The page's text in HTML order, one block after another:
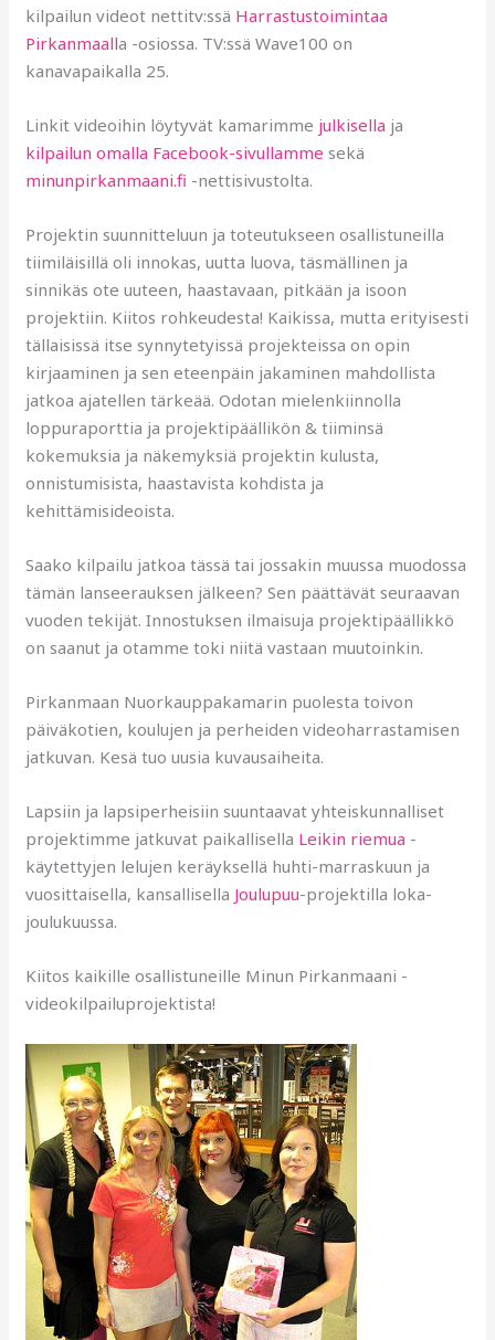
kilpailun videot nettitv:ssä Harrastustoimintaa
Pirkanmaalla -osiossa. TV:ssä Wave100 on
kanavapaikalla 25.
Linkit videoihin löytyvät kamarimme julkisella ja
kilpailun omalla Facebook-sivullamme sekä
minunpirkanmaani.fi -nettisivustolta.
Projektin suunnitteluun ja toteutukseen osallistuneilla
tiimiläisillä oli innokas, uutta luova, täsmällinen ja
sinnikäs ote uuteen, haastavaan, pitkään ja isoon
projektiin. Kiitos rohkeudesta! Kaikissa, mutta erityisesti
tällaisissä itse synnytetyissä projekteissa on opin
kirjaaminen ja sen eteenpäin jakaminen mahdollista
jatkoa ajatellen tärkeää. Odotan mielenkiinnolla
loppuraporttia ja projektipäällikön & tiiminsä
kokemuksia ja näkemyksiä projektin kulusta,
onnistumisista, haastavista kohdista ja
kehittämisideoista.
Saako kilpailu jatkoa tässä tai jossakin muussa muodossa
tämän lanseerauksen jälkeen? Sen päättävät seuraavan
vuoden tekijät. Innostuksen ilmaisuja projektipäällikkö
on saanut ja otamme toki niitä vastaan muutoinkin.
Pirkanmaan Nuorkauppakamarin puolesta toivon
päiväkotien, koulujen ja perheiden videoharrastamisen
jatkuvan. Kesä tuo uusia kuvausaiheita.
Lapsiin ja lapsiperheisiin suuntaavat yhteiskunnalliset
projektimme jatkuvat paikallisella Leikin riemua -
käytettyjen lelujen keräyksellä huhti-marraskuun ja
vuosittaisella, kansallisella Joulupuu-projektilla loka-
joulukuussa.
Kiitos kaikille osallistuneille Minun Pirkanmaani -
videokilpailuprojektista!